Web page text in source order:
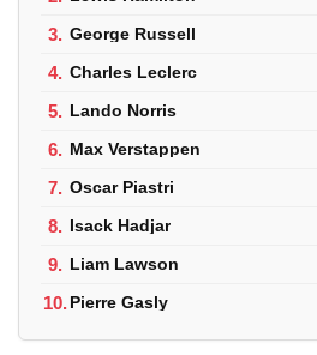
3. George Russell
4. Charles Leclerc
5. Lando Norris
6. Max Verstappen
7. Oscar Piastri
8. Isack Hadjar
9. Liam Lawson
10.Pierre Gasly